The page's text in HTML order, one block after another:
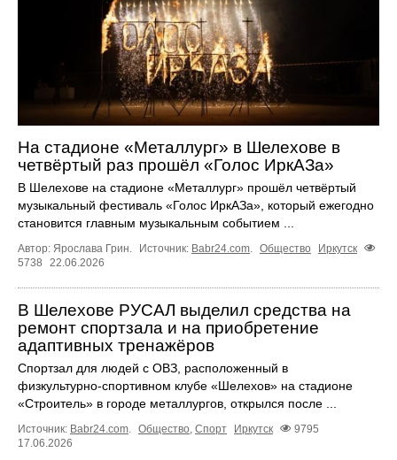
На стадионе «Металлург» в Шелехове в
четвёртый раз прошёл «Голос ИркАЗа»
В Шелехове на стадионе «Металлург» прошёл четвёртый
музыкальный фестиваль «Голос ИркАЗа», который ежегодно
становится главным музыкальным событием ...
Автор: Ярослава Грин. Источник: Babr24.com. Общество
Иркутск
5738
22.06.2026
В Шелехове РУСАЛ выделил средства на
ремонт спортзала и на приобретение
адаптивных тренажёров
Спортзал для людей с ОВЗ, расположенный в
физкультурно‑спортивном клубе «Шелехов» на стадионе
«Строитель» в городе металлургов, открылся после ...
Источник: Babr24.com. Общество, Спорт Иркутск
9795
17.06.2026